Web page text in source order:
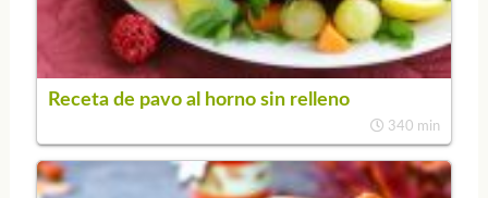
Receta de pavo al horno sin relleno
340 min